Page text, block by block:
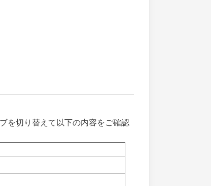
を切り替えて以下の内容をご確認